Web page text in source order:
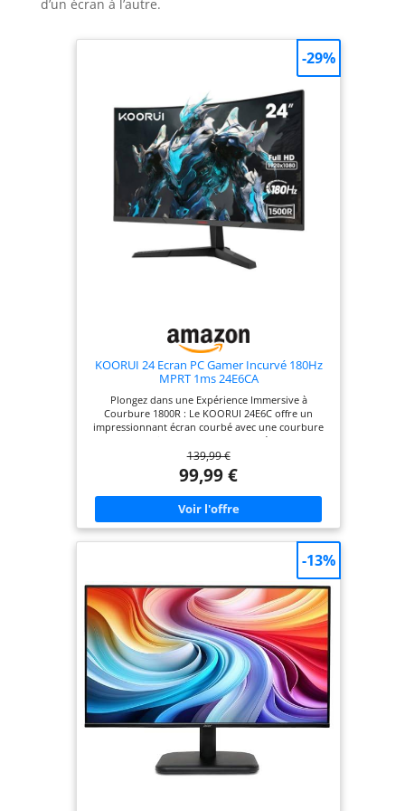
d’un écran à l’autre.
KOORUI 24 Ecran PC Gamer Incurvé 180Hz
MPRT 1ms 24E6CA
Plongez dans une Expérience Immersive à
Courbure 1800R : Le KOORUI 24E6C offre un
impressionnant écran courbé avec une courbure
de 1800R qui vous plonge profondément dans
votre expérience de jeu. La courbure douce crée
une expérience visuelle captivante et réaliste.
Résolution FHD Éclatante : Profitez d'images nettes
et de détails clairs grâce à la résolution Full HD de
1920*1080. Que vous jouiez, regardiez des vidéos
ou travailliez, ce moniteur offre une qualité
précision des couleurs impressionnante avec une
couverture DCI-P3 de 90% et une couverture sRGB
de 100%. Cela permet une représentation vibrante
et colorée de vos jeux, films et images.
Connectivité Conviviale et Port Audio : Le 24E6C
est équipé de ports HDMI 1.4 pour une résolution
1080P+144Hz et de ports DP 1.2 pour une
résolution 1080P+165Hz, offrant une connectivité
flexible et polyvalente avec vos appareils. De plus,
un port audio est disponible pour une expérience
sonore optimale. KOORUI : De la Qualité du
Moniteur à un Service Premium, pour votre
Confiance : Forte de 24 ans d'expérience dans la
efforts sur la qualité des moniteurs et les services
premium offerts à ses clients. Avec une garantie de
139,99 €
99,99 €
-29%
-13%